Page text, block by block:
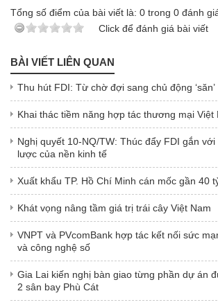
Tổng số điểm của bài viết là: 0 trong 0 đánh
Click để đánh giá bài viết
BÀI VIẾT LIÊN QUAN
Thu hút FDI: Từ chờ đợi sang chủ động ‘săn’
Khai thác tiềm năng hợp tác thương mại Việt
Nghị quyết 10-NQ/TW: Thúc đẩy FDI gắn
lược của nền kinh tế
Xuất khẩu TP. Hồ Chí Minh cán mốc gần 40
Khát vọng nâng tầm giá trị trái cây Việt Nam
VNPT và PVcomBank hợp tác kết nối sức
và công nghệ số
Gia Lai kiến ​​nghị bàn giao từng phần dự án
2 sân bay Phù Cát